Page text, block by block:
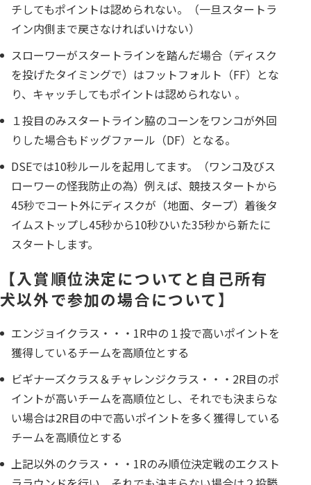
チしてもポイントは認められない。（一旦スタートラ
イン内側まで戻さなければいけない）
スローワーがスタートラインを踏んだ場合（ディスク
を投げたタイミングで）はフットフォルト（FF）とな
り、キャッチしてもポイントは認められない 。
１投目のみスタートライン脇のコーンをワンコが外回
りした場合もドッグファール（DF）となる。
DSEでは10秒ルールを起用してます。（ワンコ及びス
ローワーの怪我防止の為）例えば、競技スタートから
45秒でコート外にディスクが（地面、タープ）着後タ
イムストップし45秒から10秒ひいた35秒から新たに
スタートします。
【入賞順位決定についてと自己所有
犬以外で参加の場合について】
エンジョイクラス・・・1R中の１投で高いポイントを
獲得しているチームを高順位とする
ビギナーズクラス＆チャレンジクラス・・・2R目のポ
イントが高いチームを高順位とし、それでも決まらな
い場合は2R目の中で高いポイントを多く獲得している
チームを高順位とする
上記以外のクラス・・・1Rのみ順位決定戦のエクスト